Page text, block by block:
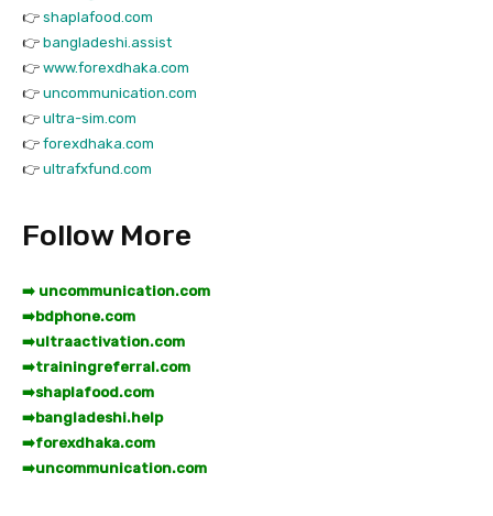
👉 shaplafood.com
👉 bangladeshi.assist
👉 www.forexdhaka.com
👉 uncommunication.com
👉 ultra-sim.com
👉 forexdhaka.com
👉 ultrafxfund.com
Follow More
➡️ uncommunication.com
➡️bdphone.com
➡️ultraactivation.com
➡️trainingreferral.com
➡️shaplafood.com
➡️bangladeshi.help
➡️forexdhaka.com
➡️uncommunication.com